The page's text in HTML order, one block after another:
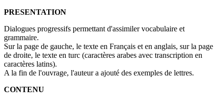
PRESENTATION
Dialogues progressifs permettant d'assimiler vocabulaire et
grammaire.
Sur la page de gauche, le texte en Français et en anglais, sur la page
de droite, le texte en turc (caractères arabes avec transcription en
caractères latins).
A la fin de l'ouvrage, l'auteur a ajouté des exemples de lettres.
CONTENU